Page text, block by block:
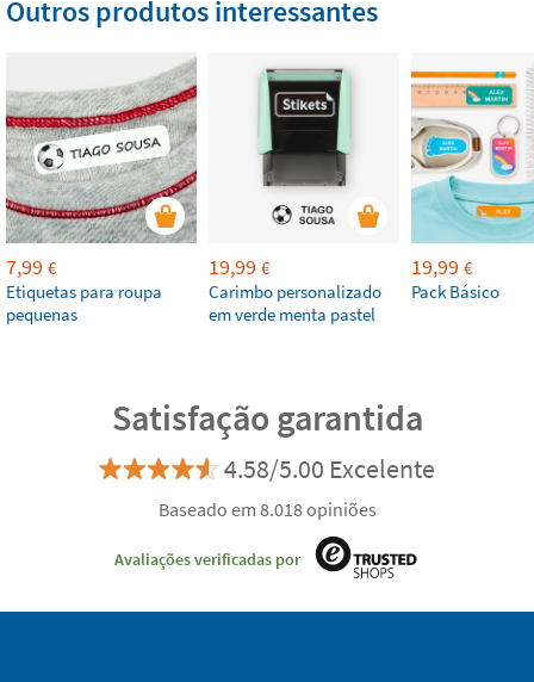
Outros produtos interessantes
7,99 €
Etiquetas para roupa
pequenas
19,99 €
Carimbo personalizado
em verde menta pastel
19,99 €
Pack Básico
Satisfação garantida
4.58/5.00 Excelente
Baseado em 8.018 opiniões
Avaliações verificadas por